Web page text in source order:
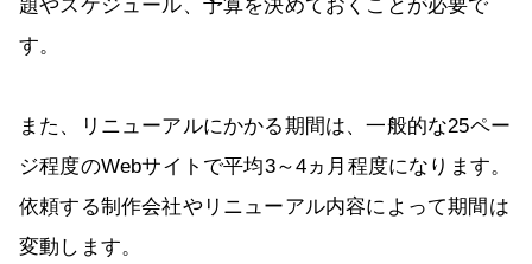
題やスケジュール、予算を決めておくことが必要で
す。
また、リニューアルにかかる期間は、一般的な25ペー
ジ程度のWebサイトで平均3～4ヵ月程度になります。
依頼する制作会社やリニューアル内容によって期間は
変動します。